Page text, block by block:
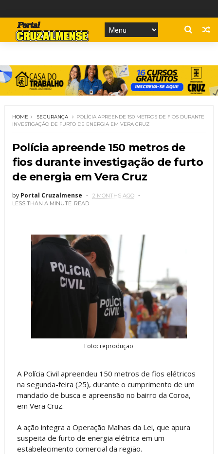
HOME SEGURANÇA
POLÍCIA APREENDE 150 METROS DE FIOS DURANTE
INVESTIGAÇÃO DE FURTO DE ENERGIA EM VERA CRUZ
Polícia apreende 150 metros de
fios durante investigação de furto
de energia em Vera Cruz
by Portal Cruzalmense
2 MONTHS AGO
LESS THAN A MINUTE READ
Foto: reprodução
A Polícia Civil apreendeu 150 metros de fios elétricos
na segunda-feira (25), durante o cumprimento de um
mandado de busca e apreensão no bairro da Coroa,
em Vera Cruz.
A ação integra a Operação Malhas da Lei, que apura
suspeita de furto de energia elétrica em um
estabelecimento comercial da região.